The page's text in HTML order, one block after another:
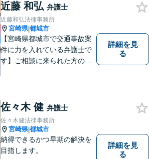
近藤 和弘 弁護士
近藤和弘法律事務所
宮崎県|都城市
【宮崎県都城市で交通事故案
件に力を入れている弁護士で
す】ご相談に来られた方の話
は，依頼者が希望されるベス
トな解決に至るよう最善を尽
くします。お気軽にご相談く
ださい。
詳細を見
る
佐々木 健 弁護士
佐々木健法律事務所
宮崎県|都城市
納得できるかつ早期の解決を
目指します。
詳細を見
る